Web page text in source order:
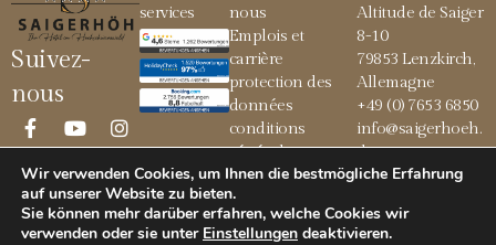
Suivez-
nous
services
nous
Emplois et
carrière
protection des
données
conditions
générales
Mentions légales
Altitude de Saiger
8-10
79853 Lenzkirch,
Allemagne
+49 (0) 7653 6850
info@saigerhoeh.
de
Wir verwenden Cookies, um Ihnen die bestmögliche Erfahrung
auf unserer Website zu bieten.
Sie können mehr darüber erfahren, welche Cookies wir
verwenden oder sie unter Einstellungen deaktivieren.